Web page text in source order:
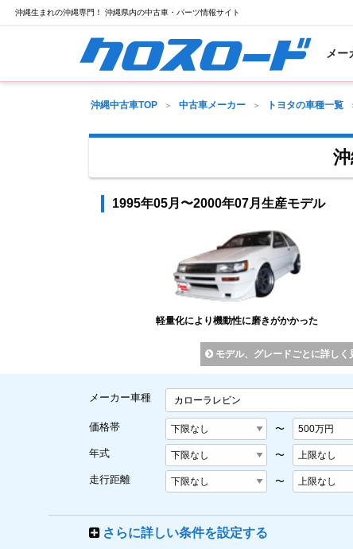
沖縄生まれの沖縄専門！ 沖縄県内の中古車・パーツ情報サイト
メー
沖縄中古車TOP 中古車メーカー トヨタの車種一覧
1995年05月〜2000年07月生産モデル
軽量化により機動性に磨きがかかった
モデル、グレードごとに詳しく
メーカー車種 カローラレビン
価格帯 〜
年式 〜
走行距離 〜
さらに詳しい条件を設定する